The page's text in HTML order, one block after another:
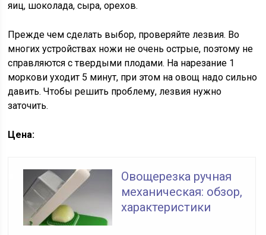
яиц, шоколада, сыра, орехов.
Прежде чем сделать выбор, проверяйте лезвия. Во
многих устройствах ножи не очень острые, поэтому не
справляются с твердыми плодами. На нарезание 1
моркови уходит 5 минут, при этом на овощ надо сильно
давить. Чтобы решить проблему, лезвия нужно
заточить.
Цена:
Овощерезка ручная
механическая: обзор,
характеристики